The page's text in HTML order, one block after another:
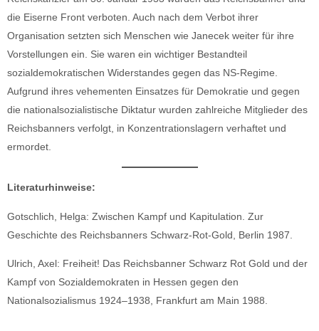
die Eiserne Front verboten. Auch nach dem Verbot ihrer
Organisation setzten sich Menschen wie Janecek weiter für ihre
Vorstellungen ein. Sie waren ein wichtiger Bestandteil
sozialdemokratischen Widerstandes gegen das NS-Regime.
Aufgrund ihres vehementen Einsatzes für Demokratie und gegen
die nationalsozialistische Diktatur wurden zahlreiche Mitglieder des
Reichsbanners verfolgt, in Konzentrationslagern verhaftet und
ermordet.
Literaturhinweise:
Gotschlich, Helga: Zwischen Kampf und Kapitulation. Zur
Geschichte des Reichsbanners Schwarz-Rot-Gold, Berlin 1987.
Ulrich, Axel: Freiheit! Das Reichsbanner Schwarz Rot Gold und der
Kampf von Sozialdemokraten in Hessen gegen den
Nationalsozialismus 1924–1938, Frankfurt am Main 1988.